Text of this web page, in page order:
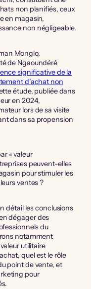
non planifiés, ceux
en magasin,
non négligeable.
Monglo,
de Ngaoundéré
significative de la
d’achat non
étude, publiée dans
en 2024,
lors de sa visite
dans sa propension
« valeur
peuvent-elles
pour stimuler les
ventes ?
détail les conclusions
dégager des
du
notamment
utilitaire
quel est le rôle
point de vente, et
pour